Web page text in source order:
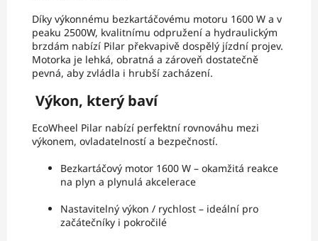
Díky výkonnému bezkartáčovému motoru 1600 W a v
peaku 2500W, kvalitnímu odpružení a hydraulickým
brzdám nabízí Pilar překvapivě dospělý jízdní projev.
Motorka je lehká, obratná a zároveň dostatečně
pevná, aby zvládla i hrubší zacházení.
Výkon, který baví
EcoWheel Pilar nabízí perfektní rovnováhu mezi
výkonem, ovladatelností a bezpečností.
Bezkartáčový motor 1600 W – okamžitá reakce
na plyn a plynulá akcelerace
Nastavitelný výkon / rychlost – ideální pro
začátečníky i pokročilé